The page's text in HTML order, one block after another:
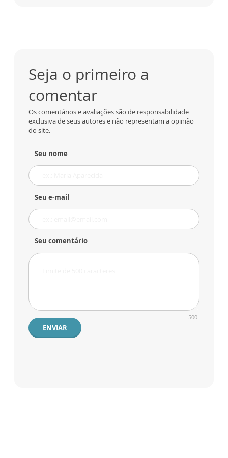
Seja o primeiro a
comentar
Os comentários e avaliações são de responsabilidade
exclusiva de seus autores e não representam a opinião
do site.
Seu nome
Seu e-mail
Seu comentário
500
ENVIAR